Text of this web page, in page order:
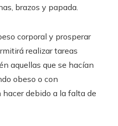
brazos y papada.
corporal y prosperar
realizar tareas
aquellas que se hacían
obeso o con
debido a la falta de